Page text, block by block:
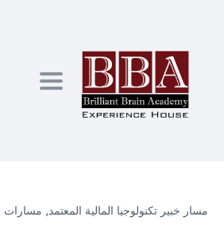
مسار خبير تكنولوجيا المالية المعتمد⸲ مسارات